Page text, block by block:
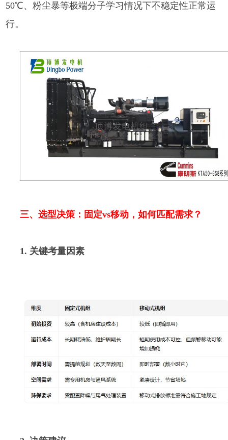
50℃、粉尘暴等极端分子学习情况下不稳定性正常运
行。
三、选型决策：固定vs移动，如何匹配需求？
1. 关键考量因素